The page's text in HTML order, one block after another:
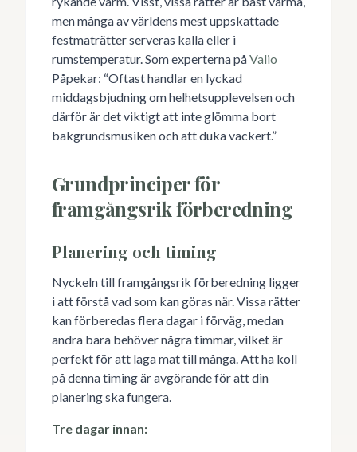
men många av världens mest uppskattade
festmaträtter serveras kalla eller i
rumstemperatur. Som experterna påValio
Påpekar: “Oftast handlar en lyckad
middagsbjudning om helhetsupplevelsen och
därför är det viktigt att inte glömma bort
bakgrundsmusiken och att duka vackert.”
Grundprinciper för
framgångsrik förberedning
Planering och timing
Nyckeln till framgångsrik förberedning ligger
i att förstå vad som kan göras när. Vissa rätter
kan förberedas flera dagar i förväg, medan
andra bara behöver några timmar, vilket är
perfekt för att laga mat till många. Att ha koll
på denna timing är avgörande för att din
planering ska fungera.
Tre dagar innan: